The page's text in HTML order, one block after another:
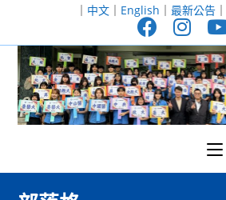
至
｜ 中文｜ English ｜ 最新公告｜